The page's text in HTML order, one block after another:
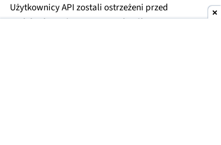
Użytkownicy API zostali ostrzeżeni przed
nadchodzącą i znaczącą podwyżką cen.